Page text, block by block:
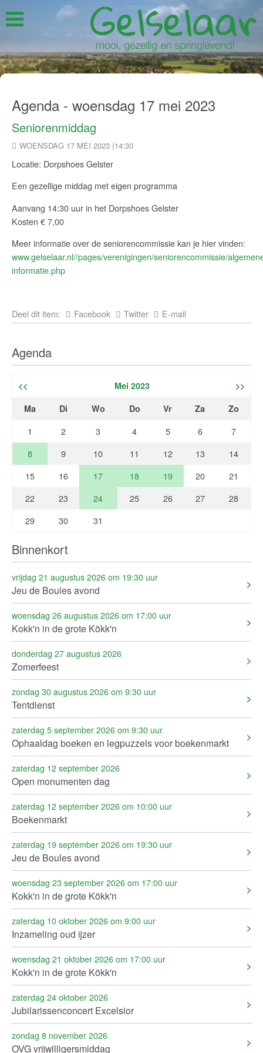
Agenda - woensdag 17 mei 2023
Seniorenmiddag
WOENSDAG 17 MEI 2023 (14:30
Locatie: Dorpshoes Gelster
Een gezellige middag met eigen programma
Aanvang 14:30 uur in het Dorpshoes Gelster
Kosten € 7,00
Meer informatie over de seniorencommissie kan je hier vinden:
www.gelselaar.nl//pages/verenigingen/seniorencommissie/
informatie.php
Deel dit item: Facebook Twitter E-mail
Agenda
<< Mei 2023
>>
Ma
Di Wo Do Vr Za Zo
1 2 3 4 5 6
7
8
9 10 11 12 13
14
15
16 17 18 19 20
21
22
23 24 25 26 27
28
29
30 31
Binnenkort
vrijdag 21 augustus 2026 om 19:30 uur
Jeu de Boules avond
woensdag 26 augustus 2026 om 17:00 uur
Kokk'n in de grote Kökk'n
donderdag 27 augustus 2026
Zomerfeest
zondag 30 augustus 2026 om 9:30 uur
Tentdienst
zaterdag 5 september 2026 om 9:30 uur
Ophaaldag boeken en legpuzzels voor boekenmarkt
zaterdag 12 september 2026
Open monumenten dag
zaterdag 12 september 2026 om 10:00 uur
Boekenmarkt
zaterdag 19 september 2026 om 19:30 uur
Jeu de Boules avond
woensdag 23 september 2026 om 17:00 uur
Kokk'n in de grote Kökk'n
zaterdag 10 oktober 2026 om 9:00 uur
Inzameling oud ijzer
woensdag 21 oktober 2026 om 17:00 uur
Kokk'n in de grote Kökk'n
zaterdag 24 oktober 2026
Jubilarissenconcert Excelsior
zondag 8 november 2026
OVG vrijwilligersmiddag